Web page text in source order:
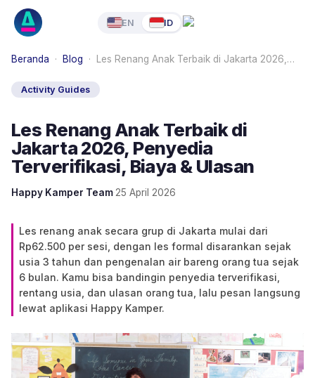
EN ID
Beranda · Blog · Les Renang Anak Terbaik di Jakarta 2026,…
Activity Guides
Les Renang Anak Terbaik di
Jakarta 2026, Penyedia
Terverifikasi, Biaya & Ulasan
Happy Kamper Team 25 April 2026
Les renang anak secara grup di Jakarta mulai dari
Rp62.500 per sesi, dengan les formal disarankan sejak
usia 3 tahun dan pengenalan air bareng orang tua sejak
6 bulan. Kamu bisa bandingin penyedia terverifikasi,
rentang usia, dan ulasan orang tua, lalu pesan langsung
lewat aplikasi Happy Kamper.